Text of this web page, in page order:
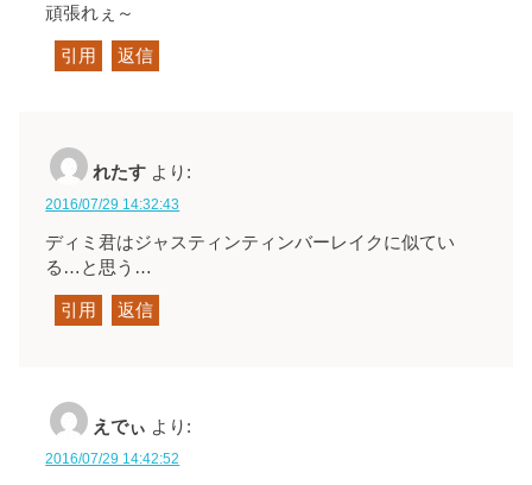
頑張れぇ～
引用 返信
れたす より:
2016/07/29 14:32:43
ディミ君はジャスティンティンバーレイクに似てい
る…と思う…
引用 返信
えでぃ より:
2016/07/29 14:42:52